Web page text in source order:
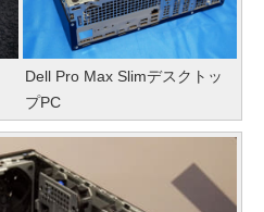
Dell Pro Max Slimデスクトッ
プPC